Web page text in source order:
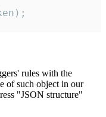
rules with the
of such object in our
"JSON structure"